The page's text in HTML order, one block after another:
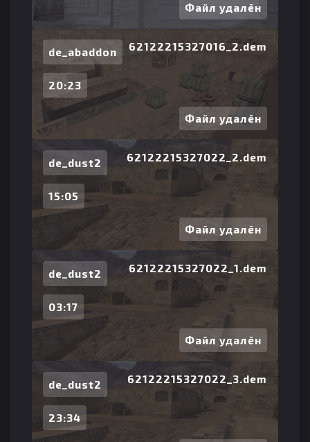
Файл удалён
62122215327016_2.dem
de_abaddon
20:23
Файл удалён
62122215327022_2.dem
de_dust2
15:05
Файл удалён
62122215327022_1.dem
de_dust2
03:17
Файл удалён
62122215327022_3.dem
de_dust2
23:34